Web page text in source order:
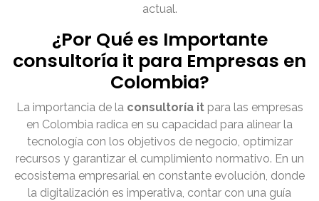
actual.
¿Por Qué es Importante
consultoría it para Empresas en
Colombia?
La importancia de la consultoría itpara las empresas
en Colombia radica en su capacidad para alinear la
tecnología con los objetivos de negocio, optimizar
recursos y garantizar el cumplimiento normativo. En un
ecosistema empresarial en constante evolución, donde
la digitalización es imperativa, contar con una guía